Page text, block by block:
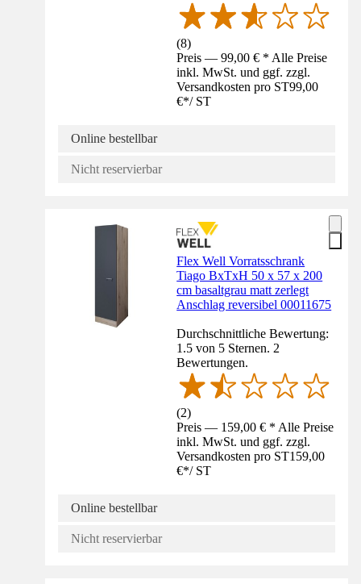
(8)
Preis — 99,00 € * Alle Preise
inkl. MwSt. und ggf. zzgl.
Versandkosten pro ST99,00
€*/ ST
Online bestellbar
Nicht reservierbar
Flex Well Vorratsschrank
Tiago BxTxH 50 x 57 x 200
cm basaltgrau matt zerlegt
Anschlag reversibel 00011675
Durchschnittliche Bewertung:
1.5 von 5 Sternen. 2
Bewertungen.
(2)
Preis — 159,00 € * Alle Preise
inkl. MwSt. und ggf. zzgl.
Versandkosten pro ST159,00
€*/ ST
Online bestellbar
Nicht reservierbar